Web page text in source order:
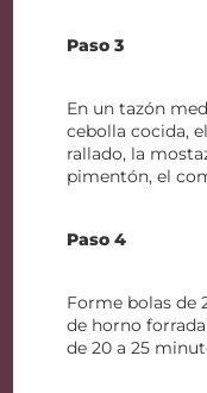
Paso 3
En un tazón
cebolla cocida,
rallado, la
pimentón, el
Paso 4
Forme bolas de
de horno
de 20 a 25